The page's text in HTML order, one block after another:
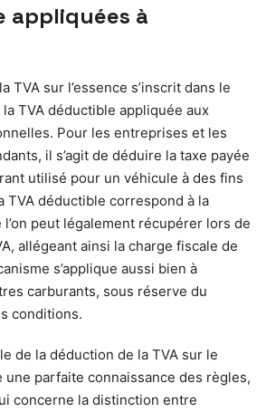
appliquées à
TVA sur l’essence s’inscrit dans le
TVA déductible appliquée aux
Pour les entreprises et les
il s’agit de déduire la taxe payée
utilisé pour un véhicule à des fins
TVA déductible correspond à la
peut légalement récupérer lors de
allégeant ainsi la charge fiscale de
s’applique aussi bien à
carburants, sous réserve du
conditions.
de la déduction de la TVA sur le
parfaite connaissance des règles,
concerne la distinction entre